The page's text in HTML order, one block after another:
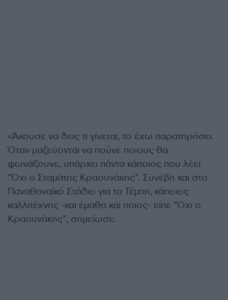
«Άκουσε να δεις τι γίνεται, το έχω παρατηρήσει.
Όταν μαζεύονται να πούνε ποιους θα
φωνάξουνε, υπάρχει πάντα κάποιος που λέει
“Όχι ο Σταμάτης Κραουνάκης”. Συνέβη και στο
Παναθηναϊκό Στάδιο για τα Τέμπη, κάποιος
καλλιτέχνης -και έμαθα και ποιος- είπε “Όχι ο
Κραουνάκης”, σημείωσε.